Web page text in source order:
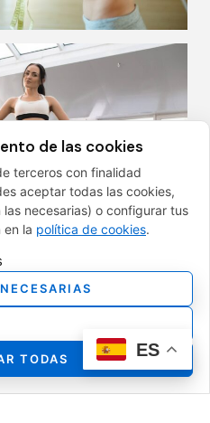
EUROPEA CON EL
POR LOS FONDOS NEXT
de las cookies
terceros con finalidad
aceptar todas las cookies,
necesarias) o configurar tus
en la política de cookies.
TODAS ES